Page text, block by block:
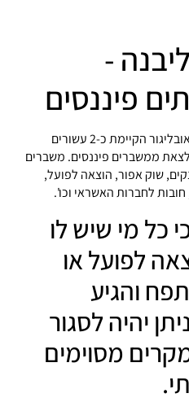
-
פיננסים
דני ליבנה הוא הבעלים של חברת אובליגור הקיימת כ-2 עשורים
ממשברים פיננסים. משברים
שוק אפור, הוצאה לפועל,
לחברות האשראי וכו'.
כל מי שיש לו
לפועל או
והגיע
יהיה לסגור
מסוימים